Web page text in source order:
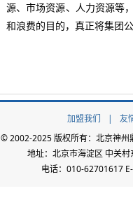
源、市场资源、人力资源等
和浪费的目的，真正将集团
加盟我们 |
友
© 2002-2025 版权所有：北京神
地址：北京市海淀区 中关
电话：010-62701617